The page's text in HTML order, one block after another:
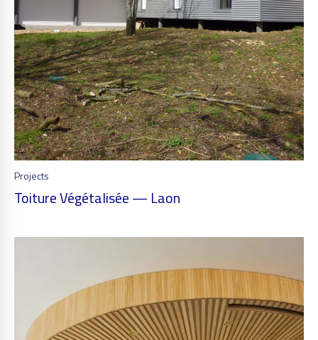
Projects
Toiture Végétalisée — Laon